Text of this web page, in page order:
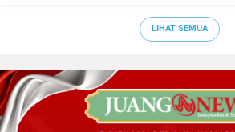
LIHAT SEMUA